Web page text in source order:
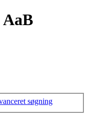
søgning